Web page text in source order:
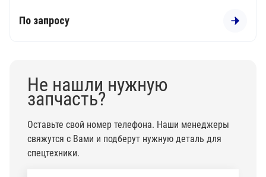
По запросу
Не нашли нужную
запчасть?
Оставьте свой номер телефона. Наши менеджеры
свяжутся с Вами и подберут нужную деталь для
спецтехники.